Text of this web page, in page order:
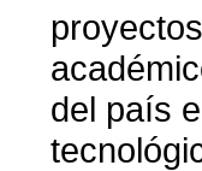
del país